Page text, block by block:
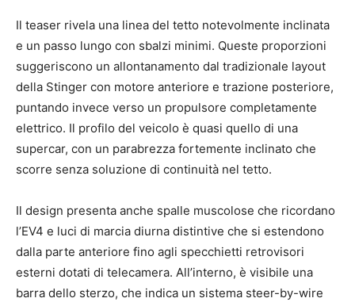
Il teaser rivela una linea del tetto notevolmente inclinata
e un passo lungo con sbalzi minimi. Queste proporzioni
suggeriscono un allontanamento dal tradizionale layout
della Stinger con motore anteriore e trazione posteriore,
puntando invece verso un propulsore completamente
elettrico. Il profilo del veicolo è quasi quello di una
supercar, con un parabrezza fortemente inclinato che
scorre senza soluzione di continuità nel tetto.
Il design presenta anche spalle muscolose che ricordano
l’EV4 e luci di marcia diurna distintive che si estendono
dalla parte anteriore fino agli specchietti retrovisori
esterni dotati di telecamera. All’interno, è visibile una
barra dello sterzo, che indica un sistema steer-by-wire